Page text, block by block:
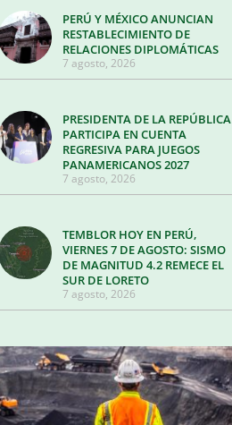
PERÚ Y MÉXICO ANUNCIAN
RESTABLECIMIENTO DE
RELACIONES DIPLOMÁTICAS
7 agosto, 2026
PRESIDENTA DE LA REPÚBLICA
PARTICIPA EN CUENTA
REGRESIVA PARA JUEGOS
PANAMERICANOS 2027
7 agosto, 2026
TEMBLOR HOY EN PERÚ,
VIERNES 7 DE AGOSTO: SISMO
DE MAGNITUD 4.2 REMECE EL
SUR DE LORETO
7 agosto, 2026